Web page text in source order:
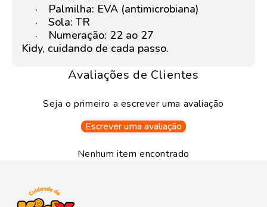
· Palmilha: EVA (antimicrobiana)
· Sola: TR
·
Numeração: 22 ao 27
Kidy, cuidando de cada passo.
Avaliações de Clientes
Seja o primeiro a escrever uma avaliação
Escrever uma avaliação
Nenhum item encontrado